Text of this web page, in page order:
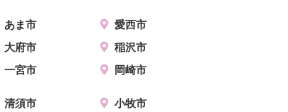
あま市
愛西市
大府市
稲沢市
一宮市 岡崎市
清須市
小牧市